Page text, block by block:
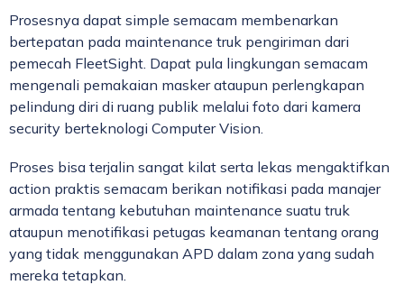
Prosesnya dapat simple semacam membenarkan
bertepatan pada maintenance truk pengiriman dari
pemecah FleetSight. Dapat pula lingkungan semacam
mengenali pemakaian masker ataupun perlengkapan
pelindung diri di ruang publik melalui foto dari kamera
security berteknologi Computer Vision.
Proses bisa terjalin sangat kilat serta lekas mengaktifkan
action praktis semacam berikan notifikasi pada manajer
armada tentang kebutuhan maintenance suatu truk
ataupun menotifikasi petugas keamanan tentang orang
yang tidak menggunakan APD dalam zona yang sudah
mereka tetapkan.